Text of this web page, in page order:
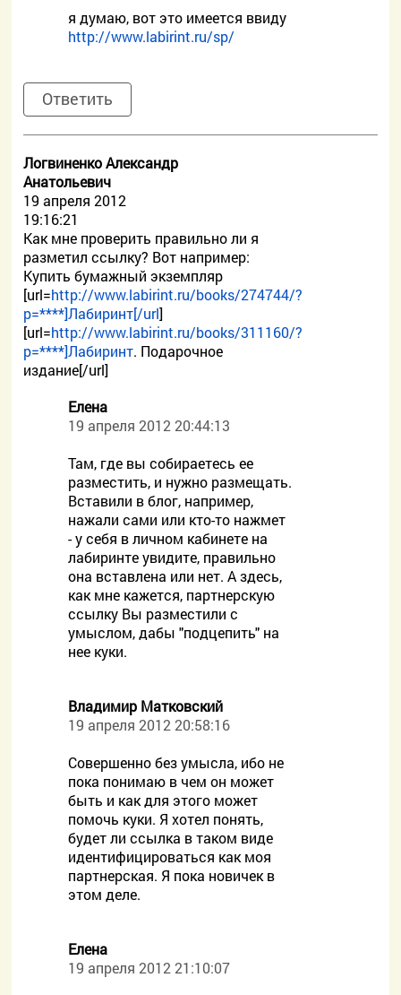
я думаю, вот это имеется ввиду
http://www.labirint.ru/sp/
Ответить
Логвиненко Александр
Анатольевич
19 апреля 2012
19:16:21
Как мне проверить правильно ли я
разметил ссылку? Вот например:
Купить бумажный экземпляр
[url=http://www.labirint.ru/books/274744/?
p=****]Лабиринт[/url]
[url=http://www.labirint.ru/books/311160/?
p=****]Лабиринт. Подарочное
издание[/url]
Елена
19 апреля 2012 20:44:13
Там, где вы собираетесь ее
разместить, и нужно размещать.
Вставили в блог, например,
нажали сами или кто-то нажмет
- у себя в личном кабинете на
лабиринте увидите, правильно
она вставлена или нет. А здесь,
как мне кажется, партнерскую
ссылку Вы разместили с
умыслом, дабы "подцепить" на
нее куки.
Владимир Матковский
19 апреля 2012 20:58:16
Совершенно без умысла, ибо не
пока понимаю в чем он может
быть и как для этого может
помочь куки. Я хотел понять,
будет ли ссылка в таком виде
идентифицироваться как моя
партнерская. Я пока новичек в
этом деле.
Елена
19 апреля 2012 21:10:07